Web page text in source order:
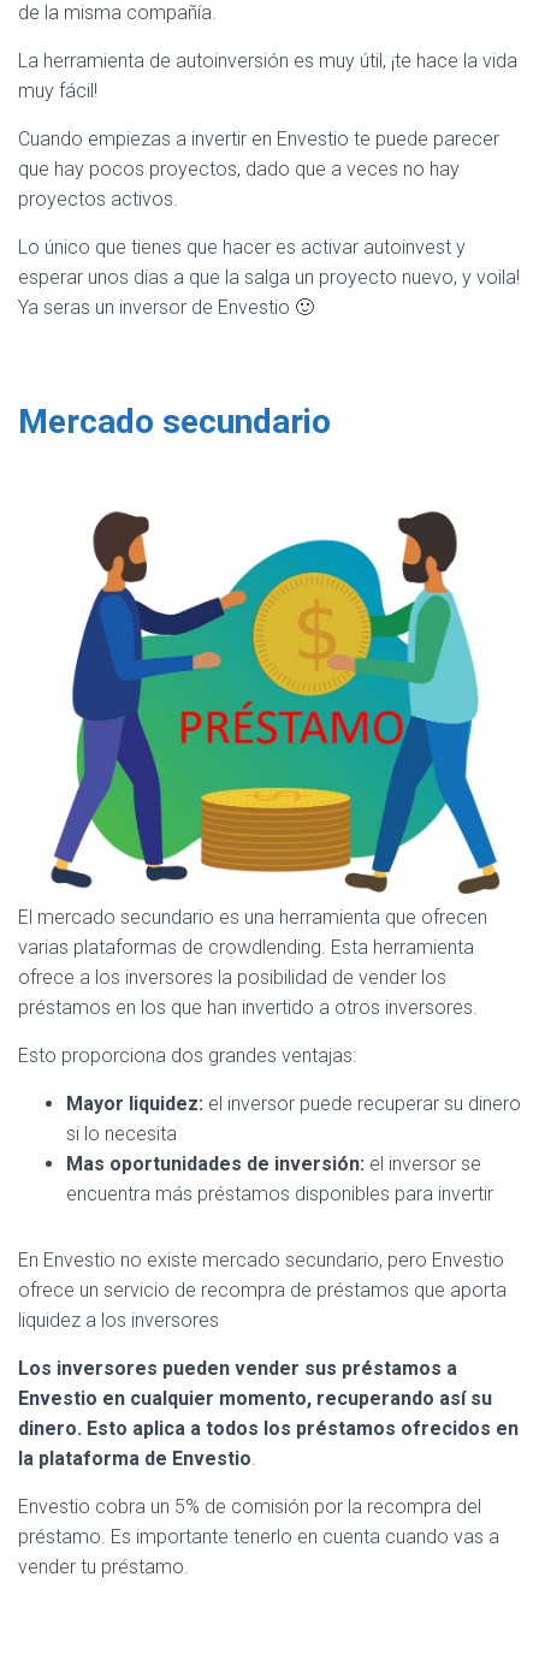
de la misma compañía.
La herramienta de autoinversión es muy útil, ¡te hace la vida
muy fácil!
Cuando empiezas a invertir en Envestio te puede parecer
que hay pocos proyectos, dado que a veces no hay
proyectos activos.
Lo único que tienes que hacer es activar autoinvest y
esperar unos dias a que la salga un proyecto nuevo, y voila!
Ya seras un inversor de Envestio 🙂
Mercado secundario
El mercado secundario es una herramienta que ofrecen
varias plataformas de crowdlending. Esta herramienta
ofrece a los inversores la posibilidad de vender los
préstamos en los que han invertido a otros inversores.
Esto proporciona dos grandes ventajas:
Mayor liquidez: el inversor puede recuperar su dinero
si lo necesita
Mas oportunidades de inversión: el inversor se
encuentra más préstamos disponibles para invertir
En Envestio no existe mercado secundario, pero Envestio
ofrece un servicio de recompra de préstamos que aporta
liquidez a los inversores
Los inversores pueden vender sus préstamos a
Envestio en cualquier momento, recuperando así su
dinero. Esto aplica a todos los préstamos ofrecidos en
la plataforma de Envestio.
Envestio cobra un 5% de comisión por la recompra del
préstamo. Es importante tenerlo en cuenta cuando vas a
vender tu préstamo.